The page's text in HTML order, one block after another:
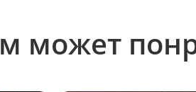
может